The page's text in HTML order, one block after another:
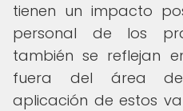
tienen un impacto
personal de los
también se reflejan
fuera del área de
aplicación de estos